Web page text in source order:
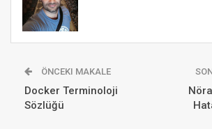
ÖNCEKI MAKALE
Docker Terminoloji
Sözlüğü